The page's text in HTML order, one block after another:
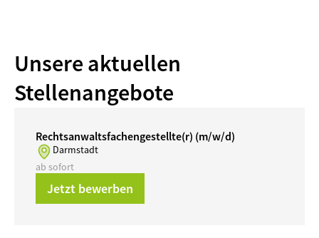
Unsere aktuellen
Stellenangebote
Rechtsanwaltsfachengestellte(r) (m/w/d)
Darmstadt
ab sofort
Jetzt bewerben